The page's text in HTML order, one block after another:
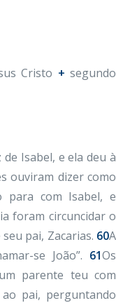
Cristo + segundo
Isabel, e ela deu à
ouviram dizer como
para com Isabel, e
foram circuncidar o
pai, Zacarias. 60A
se João”. 61Os
parente teu com
pai, perguntando